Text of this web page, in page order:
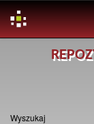
Wyszukaj